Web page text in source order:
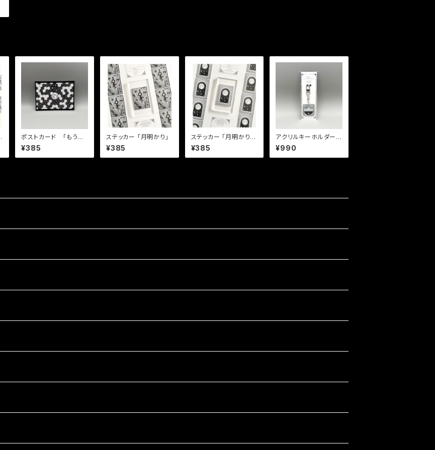
ポストカード 「もうひ
とつの月」
¥385
ステッカー 「月明かり」
¥385
ステッカー 「月明かりの
先に広がる世界」
¥385
アクリルキーホルダー
「ON OFF」
¥990